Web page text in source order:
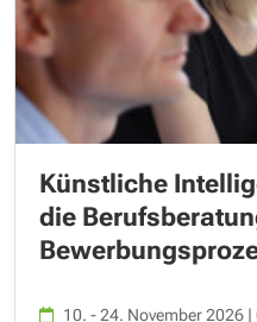
Künstliche
die
10. - 24. November 2026